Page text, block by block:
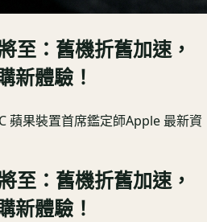
至：舊機折舊加速，
新體驗！
蘋果裝置首席鑑定師Apple 最新資
至：舊機折舊加速，
新體驗！